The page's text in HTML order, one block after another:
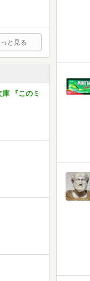
っと見る
『このミ